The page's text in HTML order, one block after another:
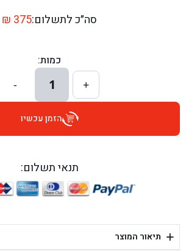
בן גל - דרך השבעה 20, אזור - אזור
בן גל - הרצל 6, גדרה - גדרה
בן גל - שדרות דוד בן גוריון 8, באר שבע - באר שבע
בן גל - היובלים 26, הוד השרון - הוד השרון
בן גל - יפת 88, תל אביב יפו - תל אביב
סה״כ לתשלום: ₪ 375
כמות:
+
1
-
הזמן עכשיו
תנאי תשלום:
+ תיאור המוצר